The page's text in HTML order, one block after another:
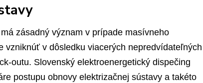
zásadný význam v prípade masívneho
vzniknúť v dôsledku viacerých nepredvídateľných
outu. Slovenský elektroenergetický dispečing
postupu obnovy elektrizačnej sústavy a takéto